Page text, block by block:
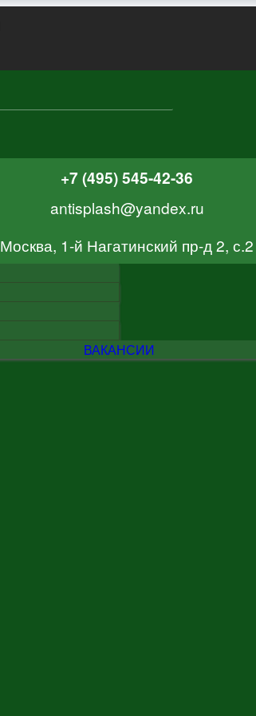
+7 (495) 545-42-36
antisplash@yandex.ru
Москва, 1-й Нагатинский пр-д 2, с.2
ВАКАНСИИ